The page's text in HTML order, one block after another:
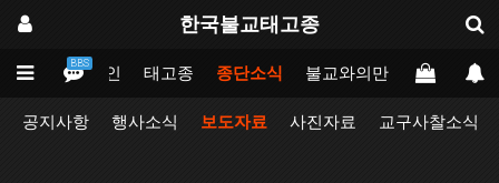
한국불교태고종
BBS
메인 태고종 종단소식 불교와의만남 업무포털
공지사항 행사소식 보도자료 사진자료 교구사찰소식